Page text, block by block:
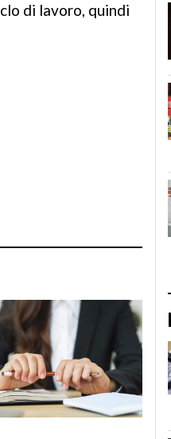
di lavoro, quindi